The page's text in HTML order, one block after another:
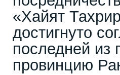
«Хайят
достигнуто
последней
провинцию